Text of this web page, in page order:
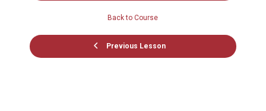
Previous Lesson
Back to Course